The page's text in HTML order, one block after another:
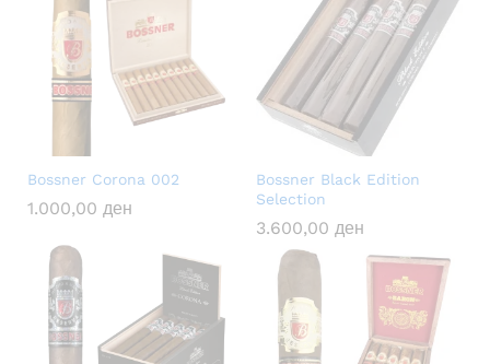
Bossner Corona 002
1.000,00 ден
Bossner Black Edition
Selection
3.600,00 ден